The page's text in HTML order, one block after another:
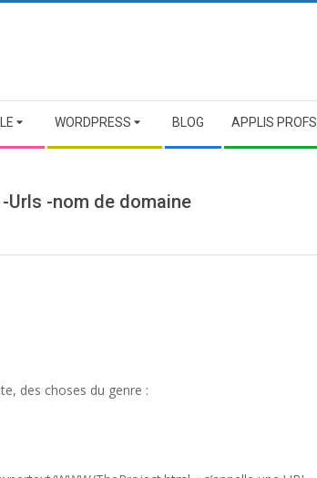
WORDPRESS BLOG APPLIS PROFS
-Urls -nom de domaine
des choses du genre :